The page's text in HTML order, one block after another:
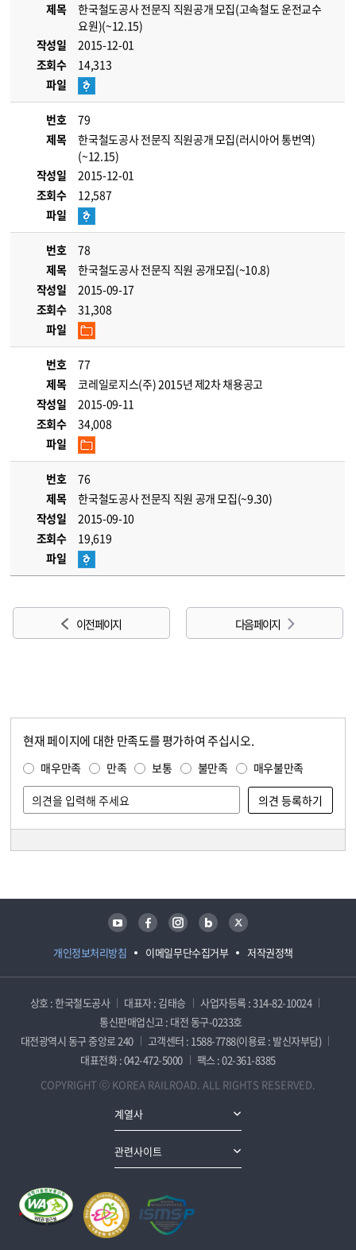
제목
한국철도공사 전문직 직원공개 모집(고속철도 운전교수
요원)(~12.15)
작성일
2015-12-01
조회수
14,313
파일
번호
79
제목
한국철도공사 전문직 직원공개 모집(러시아어 통번역)
(~12.15)
작성일
2015-12-01
조회수
12,587
파일
번호
78
제목
한국철도공사 전문직 직원 공개모집(~10.8)
작성일
2015-09-17
조회수
31,308
파일
번호
77
제목
코레일로지스(주) 2015년 제2차 채용공고
작성일
2015-09-11
조회수
34,008
파일
번호
76
제목
한국철도공사 전문직 직원 공개 모집(~9.30)
작성일
2015-09-10
조회수
19,619
파일
이전 페이지 다음 페이지
현재 페이지에 대한 만족도를 평가하여 주십시오.
매우만족 만족 보통 불만족 매우불만족
개인정보처리방침 이메일무단수집거부 저작권정책
유튜브 페이스북 인스타그램 블로그 트위터
상호 : 한국철도공사 대표자 : 김태승
사업자등록 : 314-82-10024
통신판매업신고 : 대전 동구-0233호
대전광역시 동구 중앙로 240
고객센터 : 1588-7788(이용료 : 발신자부담)
대표전화 : 042-472-5000
팩스 : 02-361-8385
COPYRIGHT ⓒ KOREA RAILROAD. ALL RIGHTS RESERVED.
계열사
관련사이트